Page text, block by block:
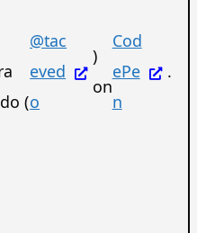
(
@tac
eved
o
)
on
Cod
ePe
n
.